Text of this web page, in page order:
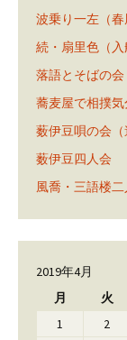
波乗り一左（春
続・扇里色（入
落語とそばの会
蕎麦屋で相撲気
薮伊豆唄の会（
薮伊豆四人会
風喬・三語楼二
2019年4月
月
火
1 2